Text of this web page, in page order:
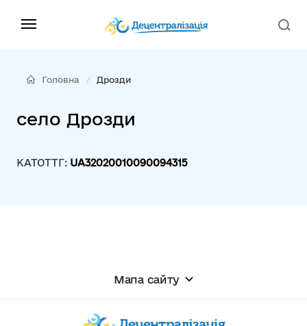
Головна Дрозди
село Дрозди
КАТОТТГ: UA32020010090094315
Мапа сайту